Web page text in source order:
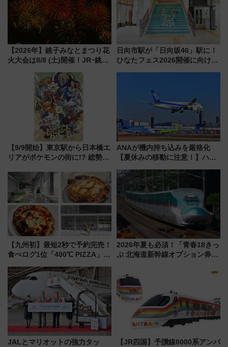
【2026年】銚子みなとまつり花
火大会は8/8 (土)開催！JR･銚子
報、利根川に咲く8,000発の大迫
力＆屋台を満喫
日向市駅が「日向坂46」駅に！
ひなたフェス2026開催に向けJR
おひさま号」も走る
【9/9開始】東京駅から日本橋エ
リアがポケモンの街に!? 総勢
リサーチ」本格謎解き・グッズ
情報まとめ
ANAが機内持ち込みを厳格化
【夏休みの移動に注意！】ハン
「身の回り品」新サイズ制限
(40×30×20cm)おさらい
【九州初】最短2秒で予約完売！
食べログ1位「400℃ PIZZA」が
プン。もつ鍋風など限定メニュ
ーも
2026年夏も必須！「青春18きっ
ぷ 北海道新幹線オプション券」
の罠
JALとマリオットの強力タッ
【JR四国】予讃線8000系アンパ